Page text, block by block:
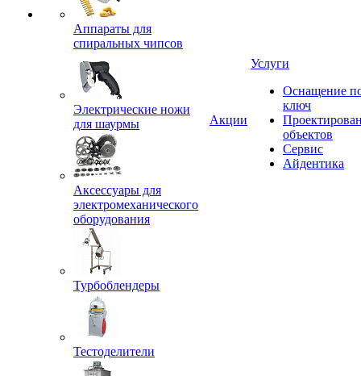
Аппараты для
спиральных чипсов
Электрические ножи
для шаурмы
Аксессуары для
электромеханического
оборудования
Турбоблендеры
Тестоделители
Акции
Услуги
Оснащение
ключ
объектов
Сервис
Айдентика